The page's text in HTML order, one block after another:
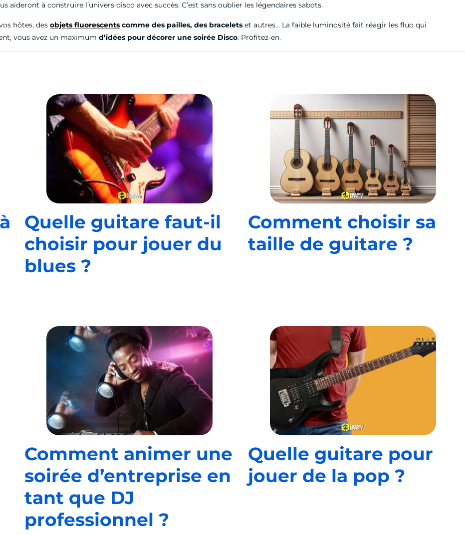
aideront à construire l’univers disco avec succès. C’est sans oublier les légendaires sabots.
hôtes, desobjets fluorescents comme des pailles, des bracelets et autres… La faible luminosité fait réagir les fluo qui
vous avez un maximumd’idées pour décorer une soirée Disco. Profitez-en.
Quelle guitare faut-il
choisir pour jouer du
blues ?
Comment choisir sa
taille de guitare ?
Comment animer une
soirée d’entreprise en
tant que DJ
professionnel ?
Quelle guitare pour
jouer de la pop ?